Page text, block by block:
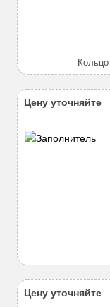
Цену уточняйте
Цену уточняйте